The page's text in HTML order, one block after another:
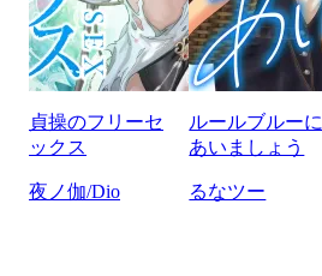
貞操のフリーセ
ックス
夜ノ伽/Dio
ルールブルーに
あいましょう
るなツー